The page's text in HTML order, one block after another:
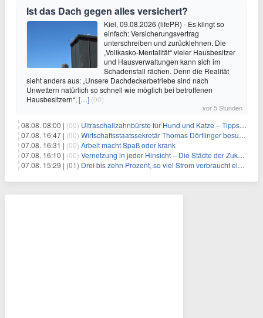
Ist das Dach gegen alles versichert?
Kiel, 09.08.2026 (lifePR) - Es klingt so
einfach: Versicherungsvertrag
unterschreiben und zurücklehnen. Die
„Vollkasko-Mentalität“ vieler Hausbesitzer
und Hausverwaltungen kann sich im
Schadensfall rächen. Denn die Realität
sieht anders aus: „Unsere Dachdeckerbetriebe sind nach
Unwettern natürlich so schnell wie möglich bei betroffenen
Hausbesitzern“, […] (00)
vor 5 Stunden
08.08. 08:00 | (00) Ultraschallzahnbürste für Hund und Katze – Tipps zur erfolgreichen Eingewöhnung
07.08. 16:47 | (00) Wirtschaftsstaatssekretär Thomas Dörflinger besucht Handwerksbetrieb im Kammerbezirk Freiburg
07.08. 16:31 | (00) Arbeit macht Spaß oder krank
07.08. 16:10 | (00) Vernetzung in jeder Hinsicht – Die Städte der Zukunft sind grün-blau
07.08. 15:29 | (01) Drei bis zehn Prozent, so viel Strom verbraucht ein Aufzug im Gebäude